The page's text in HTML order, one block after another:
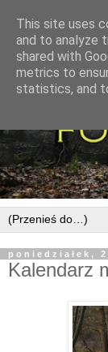
poniedziałek,
Kalendarz
This site uses
and to analyze
shared with
metrics to
statistics, and